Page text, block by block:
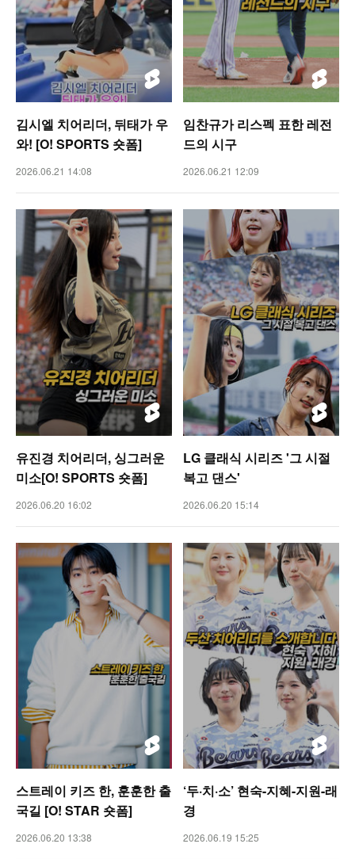
김시엘 치어리더, 뒤태가 우
와! [O! SPORTS 숏폼]
2026.06.21 14:08
임찬규가 리스펙 표한 레전
드의 시구
2026.06.21 12:09
유진경 치어리더, 싱그러운
미소[O! SPORTS 숏폼]
2026.06.20 16:02
LG 클래식 시리즈 '그 시절
복고 댄스'
2026.06.20 15:14
스트레이 키즈 한, 훈훈한 출
국길 [O! STAR 숏폼]
2026.06.20 13:38
‘두·치·소’ 현숙-지혜-지원-래
경
2026.06.19 15:25